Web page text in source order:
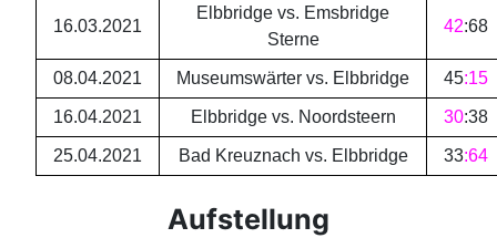
16.03.2021
Elbbridge vs. Emsbridge
Sterne
42:68
08.04.2021 Museumswärter vs. Elbbridge 45:15
16.04.2021 Elbbridge vs. Noordsteern 30:38
25.04.2021 Bad Kreuznach vs. Elbbridge 33:64
Aufstellung